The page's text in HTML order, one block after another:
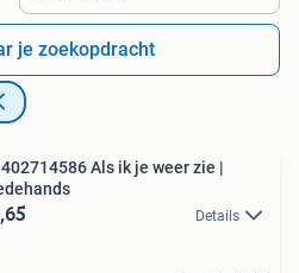
je zoekopdracht
Als ik je weer zie |
Details